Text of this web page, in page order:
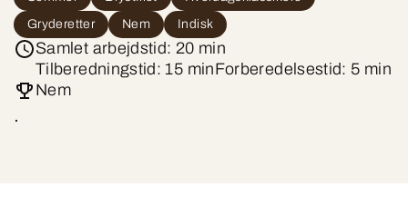
Gryderetter
Nem Indisk
Samlet arbejdstid: 20 min
Tilberedningstid: 15 minForberedelsestid: 5 min
Nem
.